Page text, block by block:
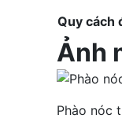
Quy cách
Ảnh
Phào nóc